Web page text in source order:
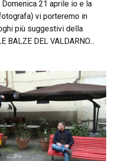
21 aprile io e la
vi porteremo in
più suggestivi della
BALZE DEL VALDARNO...